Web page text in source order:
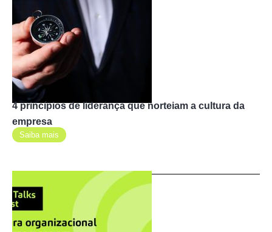
4 princípios de liderança que norteiam a cultura da
empresa
Saiba mais